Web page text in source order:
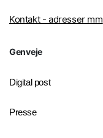
Kontakt - adresser mm
Genveje
Digital post
Presse